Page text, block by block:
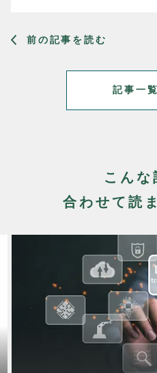
前の記事を読む
記事一
こんな
合わせて読